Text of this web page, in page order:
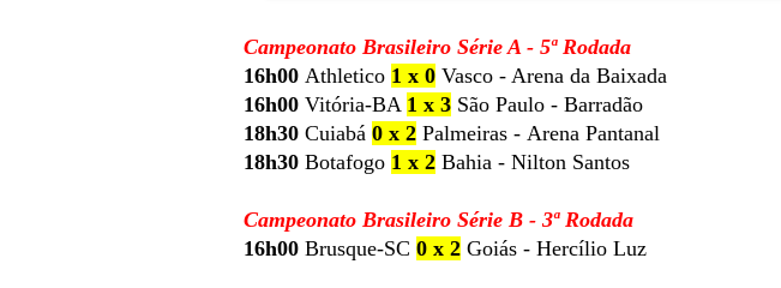
Campeonato Brasileiro Série A - 5ª Rodada
16h00 Athletico 1 x 0 Vasco - Arena da Baixada
16h00 Vitória-BA 1 x 3 São Paulo - Barradão
18h30 Cuiabá 0 x 2 Palmeiras - Arena Pantanal
18h30 Botafogo 1 x 2 Bahia - Nilton Santos
Campeonato Brasileiro Série B - 3ª Rodada
16h00 Brusque-SC 0 x 2 Goiás - Hercílio Luz